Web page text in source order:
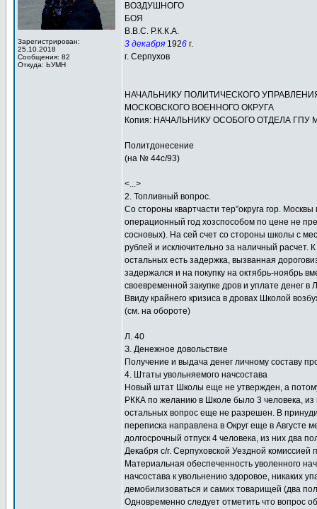
Зарегистрирован:
25.10.2018
Сообщения: 82
Откуда: ЬУМН
ВОЗДУШНОГО
БОЯ
В.В.С. Р.К.К.А.
3 декабря 1926 г.
г. Серпухов
НАЧАЛЬНИКУ ПОЛИТИЧЕСКОГО
МОСКОВСКОГО ВОЕННОГО ОКРУГА
Копия: НАЧАЛЬНИКУ ОСОБОГО ОТДЕЛА ГПУ
Политдонесение
(на № 44с/93)
<...>
2. Топливный вопрос.
Со стороны квартчасти тер”округа гор.
операционный год хозспособом по цене не
сосновых). На сей счет со стороны школы с
рублей и исключительно за наличный
остальных есть задержка, вызванная
задержался и на покупку на октябрь-ноябрь
своевременной закупке дров и уплате денег в
Ввиду крайнего кризиса в дровах Школой
(см. на обороте)
Л. 40
З. Денежное довольствие
Получение и выдача денег личному составу
4. Штаты увольняемого начсостава
Новый штат Школы еще не утвержден, а
РККА по желанию в Школе было 3 человека, из
остальных вопрос еще не разрешен. В
переписка направлена в Округ еще в Августе
долгосрочный отпуск 4 человека, из них два
Декабря с/г. Серпуховской Уездной
Материальная обеспеченность уволенного
начсостава к увольнению здоровое, никаких
демобилизоваться и самих товарищей (два
Одновременно следует отметить что вопрос